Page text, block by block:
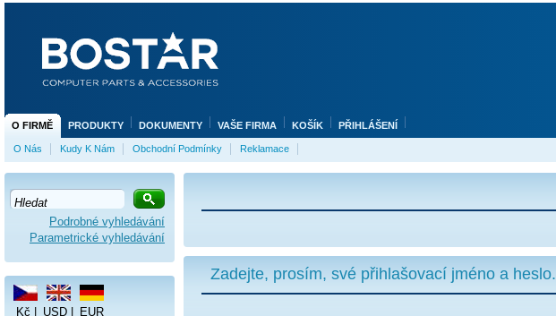
Zadejte, prosím, své přihlašovací jméno a heslo.
Podrobné vyhledávání
Parametrické vyhledávání
Kč USD EUR
O FIRMĚ PRODUKTY DOKUMENTY VAŠE FIRMA KOŠÍK PŘIHLÁŠENÍ
O Nás Kudy K Nám Obchodní Podmínky Reklamace